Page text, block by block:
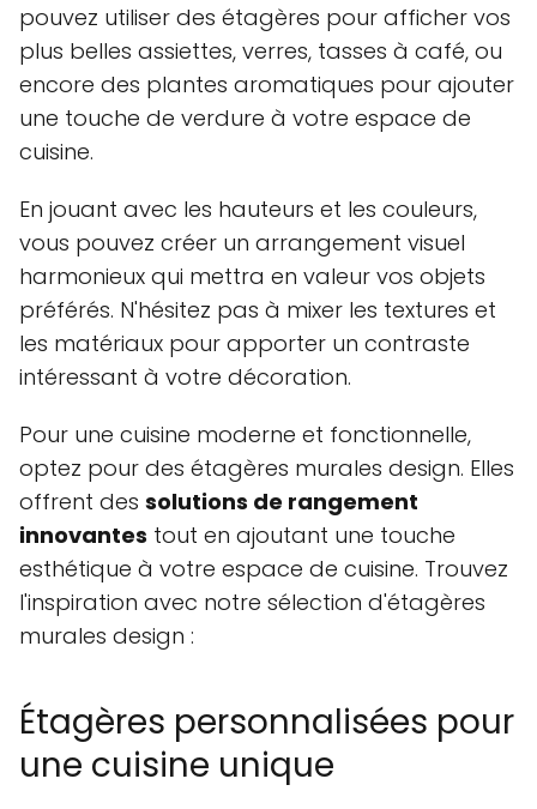
pouvez utiliser des étagères pour afficher vos
plus belles assiettes, verres, tasses à café, ou
encore des plantes aromatiques pour ajouter
une touche de verdure à votre espace de
cuisine.
En jouant avec les hauteurs et les couleurs,
vous pouvez créer un arrangement visuel
harmonieux qui mettra en valeur vos objets
préférés. N'hésitez pas à mixer les textures et
les matériaux pour apporter un contraste
intéressant à votre décoration.
Pour une cuisine moderne et fonctionnelle,
optez pour des étagères murales design. Elles
offrent des solutions de rangement
innovantes tout en ajoutant une touche
esthétique à votre espace de cuisine. Trouvez
l'inspiration avec notre sélection d'étagères
murales design :
Étagères personnalisées pour
une cuisine unique